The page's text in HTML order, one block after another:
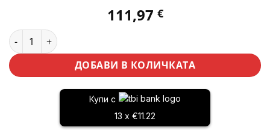
111,97 €
количество за Комплект Телескопичен Прът и Мини
ДОБАВИ В КОЛИЧКАТА
Купи с
13 x €11.22